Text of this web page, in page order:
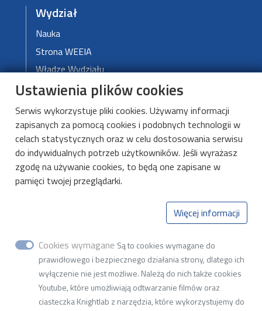
Informatycznych
ul. Wólczańska 221, budynek B18, 93-005 Łódź
NIP 727-002-18-95
Wydział
Nauka
Strona WEEIA
Władze Wydziału
DMCS
O DMCS
Aktualności
Kształcenie
Kontakt
Ustawienia plików cookies
Serwis wykorzystuje pliki cookies. Używamy informacji
zapisanych za pomocą cookies i podobnych technologii w
celach statystycznych oraz w celu dostosowania serwisu
do indywidualnych potrzeb użytkowników. Jeśli wyrażasz
zgodę na używanie cookies, to będą one zapisane w
pamięci twojej przeglądarki.
Więcej informacji
Cookies wymagane Są to cookies wymagane do
prawidłowego i bezpiecznego działania strony, dlatego ich
wyłączenie nie jest możliwe. Należą do nich także cookies
Youtube, które umożliwiają odtwarzanie filmów oraz
ciasteczka Knightlab z narzędzia, które wykorzystujemy do